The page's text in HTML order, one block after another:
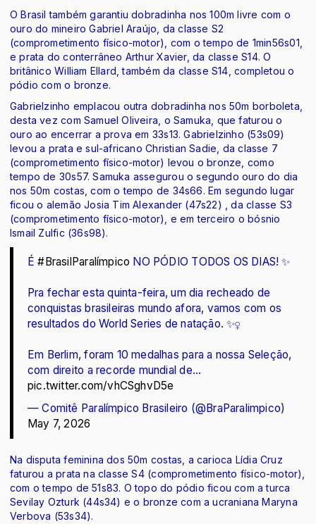
O Brasil também garantiu dobradinha nos 100m livre com o
ouro do mineiro Gabriel Araújo, da classe S2
(comprometimento físico-motor), com o tempo de 1min56s01,
e prata do conterrâneo Arthur Xavier, da classe S14. O
britânico William Ellard, também da classe S14, completou o
pódio com o bronze.
Gabrielzinho emplacou outra dobradinha nos 50m borboleta,
desta vez com Samuel Oliveira, o Samuka, que faturou o
ouro ao encerrar a prova em 33s13. Gabrielzinho (53s09)
levou a prata e sul-africano Christian Sadie, da classe 7
(comprometimento físico-motor) levou o bronze, como
tempo de 30s57. Samuka assegurou o segundo ouro do dia
nos 50m costas, com o tempo de 34s66. Em segundo lugar
ficou o alemão Josia Tim Alexander (47s22) , da classe S3
(comprometimento físico-motor), e em terceiro o bósnio
Ismail Zulfic (36s98).
É#BrasilParalímpico NO PÓDIO TODOS OS DIAS! ✨
Pra fechar esta quinta-feira, um dia recheado de
conquistas brasileiras mundo afora, vamos com os
resultados do World Series de natação. ✨‍♀️
Em Berlim, foram 10 medalhas para a nossa Seleção,
com direito a recorde mundial de…
pic.twitter.com/vhCSghvD5e
— Comitê Paralímpico Brasileiro (@BraParalimpico)
May 7, 2026
Na disputa feminina dos 50m costas, a carioca Lídia Cruz
faturou a prata na classe S4 (comprometimento físico-motor),
com o tempo de 51s83. O topo do pódio ficou com a turca
Sevilay Ozturk (44s34) e o bronze com a ucraniana Maryna
Verbova (53s34).